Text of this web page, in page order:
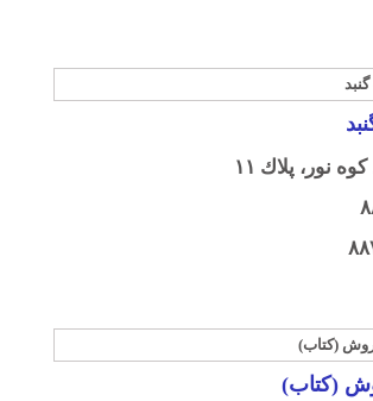
نور، پلاك ۱۱
(كتاب)